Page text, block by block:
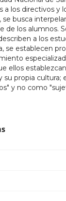
a los directivos y
se busca
de los alumnos.
a los
se establecen
ellos
su propia
y no como